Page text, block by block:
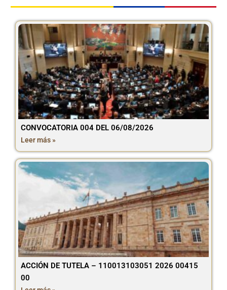
CONVOCATORIA 004 DEL 06/08/2026
Leer más »
ACCIÓN DE TUTELA – 110013103051 2026 00415
00